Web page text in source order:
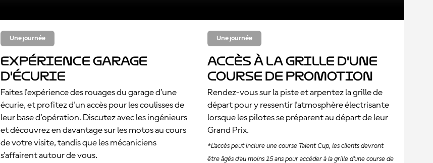
Une journée
Expérience garage
d'Écurie
Faites l'expérience des rouages du garage d'une
écurie, et profitez d'un accès pour les coulisses de
leur base d'opération. Discutez avec les ingénieurs
et découvrez en davantage sur les motos au cours
de votre visite, tandis que les mécaniciens
s'affairent autour de vous.
Une journée
Accès à la grille d'une
course de promotion
Rendez-vous sur la piste et arpentez la grille de
départ pour y ressentir l'atmosphère électrisante
lorsque les pilotes se préparent au départ de leur
Grand Prix.
*L'accès peut inclure une course Talent Cup, les clients devront
être âgés d'au moins 15 ans pour accéder à la grille d'une course de